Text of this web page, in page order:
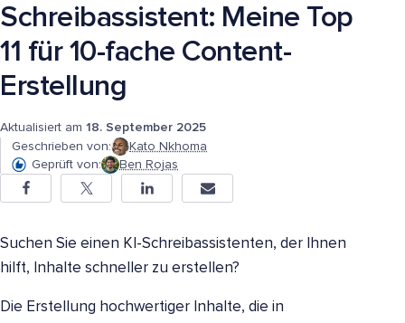
Schreibassistent: Meine Top
11 für 10-fache Content-
Erstellung
Aktualisiert am 18. September 2025
Geschrieben von:
Kato Nkhoma
Geprüft von:
Ben Rojas
Suchen Sie einen KI-Schreibassistenten, der Ihnen
hilft, Inhalte schneller zu erstellen?
Die Erstellung hochwertiger Inhalte, die in